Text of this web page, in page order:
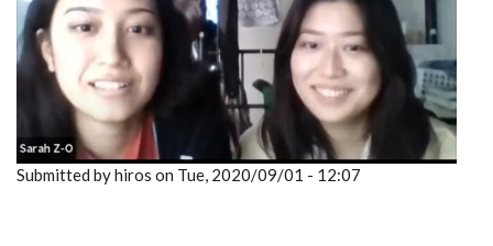
Submitted by hiros on Tue, 2020/09/01 - 12:07